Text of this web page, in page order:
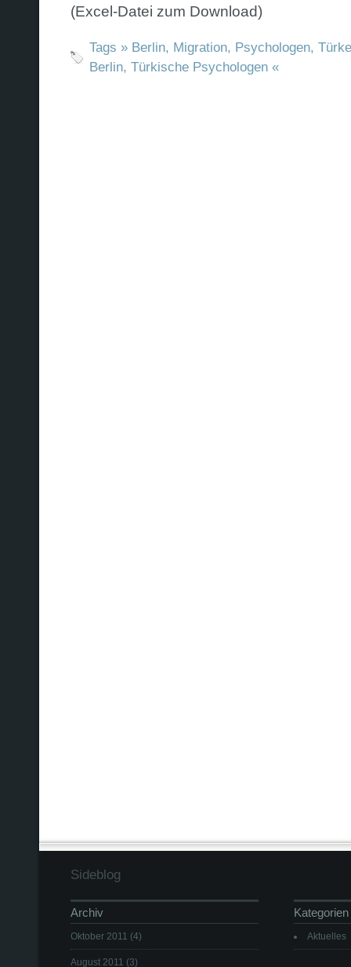
(Excel-Datei zum Download)
Tags » Berlin, Migration, Psychologen,
Berlin, Türkische Psychologen «
Sideblog
Archiv
Oktober 2011 (4)
August 2011 (3)
Kategorien
Aktuelles